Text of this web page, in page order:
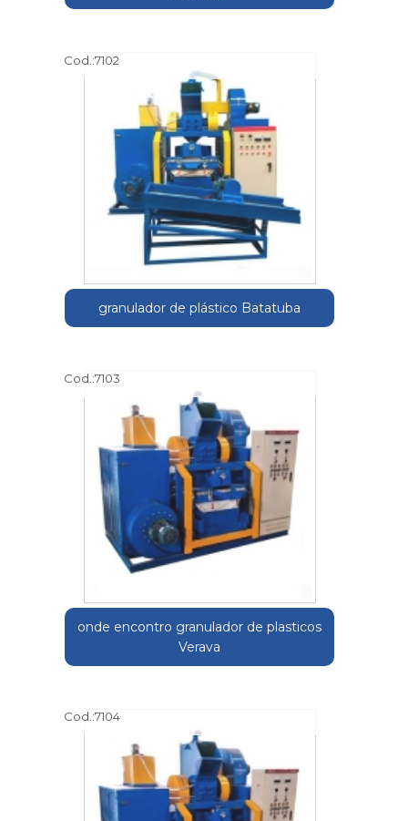
Cod.:7102
granulador de plástico Batatuba
Cod.:7103
onde encontro granulador de plasticos
Verava
Cod.:7104